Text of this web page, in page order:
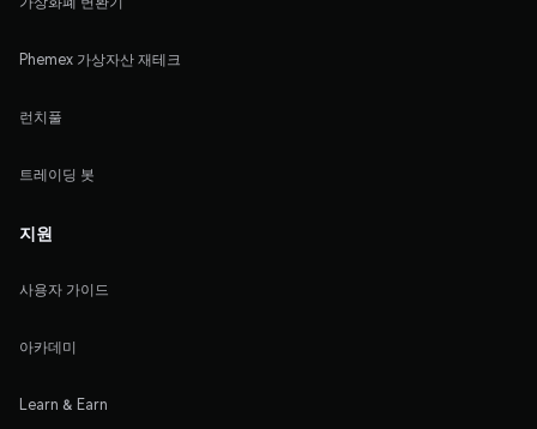
Phemex 가상자산 재테크
런치풀
트레이딩 봇
지원
사용자 가이드
아카데미
Learn & Earn